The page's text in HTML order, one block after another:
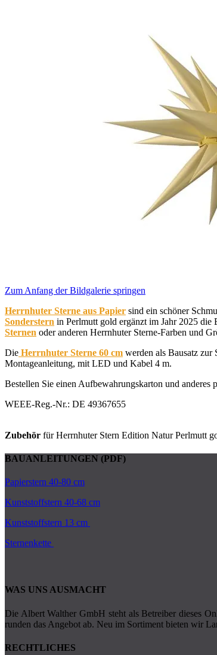
Zum Anfang der Bildgalerie springen
Herrnhuter Sterne aus Papier sind ein schöner
Sonderstern in Perlmutt gold ergänzt im Jahr 2025 die
Sternen oder anderen Herrnhuter Sterne-Farben und
Die Herrnhuter Sterne 60 cm werden als Bausatz zur
Montageanleitung, mit LED und Kabel 4 m.
Bestellen Sie einen Aufbewahrungskarton und anderes
WEEE-Reg.-Nr.: DE 49367655
Zubehör für Herrnhuter Stern Edition Natur Perlmutt
BAUANLEITUNGEN (PDF)
Papierstern 40-80 cm
Kunststoffstern 40-68 cm
Kunststoffstern 13 cm
Sternenkette
WAS UNS AUSMACHT
Die Albert Walther GmbH steht als Betreiber dieses
runden das Angebot ab. Neu im Sortiment bieten wir
RECHTLICHES